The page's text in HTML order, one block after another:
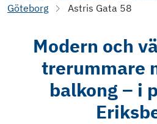
Göteborg
Astris Gata 58
Modern och
trerummare
balkong – i